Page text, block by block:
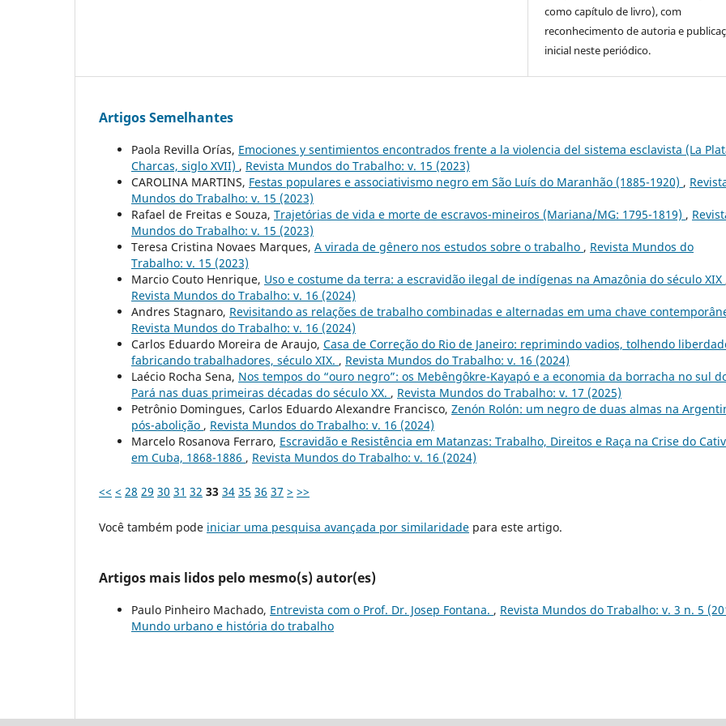
como capítulo de livro), com
reconhecimento de autoria e
inicial neste periódico.
Artigos Semelhantes
Paola Revilla Orías, Emociones y sentimientos encontrados frente a la violencia del sistema esclavista (La
Charcas, siglo XVII) , Revista Mundos do Trabalho: v. 15 (2023)
CAROLINA MARTINS, Festas populares e associativismo negro em São Luís do Maranhão (1885-1920) ,
Mundos do Trabalho: v. 15 (2023)
Rafael de Freitas e Souza, Trajetórias de vida e morte de escravos-mineiros (Mariana/MG: 1795-1819) ,
Mundos do Trabalho: v. 15 (2023)
Teresa Cristina Novaes Marques, A virada de gênero nos estudos sobre o trabalho , Revista Mundos do
Trabalho: v. 15 (2023)
Marcio Couto Henrique, Uso e costume da terra: a escravidão ilegal de indígenas na Amazônia do século XIX
Revista Mundos do Trabalho: v. 16 (2024)
Andres Stagnaro, Revisitando as relações de trabalho combinadas e alternadas em uma chave
Revista Mundos do Trabalho: v. 16 (2024)
Carlos Eduardo Moreira de Araujo, Casa de Correção do Rio de Janeiro: reprimindo vadios, tolhendo
fabricando trabalhadores, século XIX. , Revista Mundos do Trabalho: v. 16 (2024)
Laécio Rocha Sena, Nos tempos do “ouro negro”: os Mebêngôkre-Kayapó e a economia da borracha no sul
Pará nas duas primeiras décadas do século XX. , Revista Mundos do Trabalho: v. 17 (2025)
Petrônio Domingues, Carlos Eduardo Alexandre Francisco, Zenón Rolón: um negro de duas almas na
pós-abolição , Revista Mundos do Trabalho: v. 16 (2024)
Marcelo Rosanova Ferraro, Escravidão e Resistência em Matanzas: Trabalho, Direitos e Raça na Crise do
em Cuba, 1868-1886 , Revista Mundos do Trabalho: v. 16 (2024)
<< < 28 29 30 31 32 33 34 35 36 37 > >>
Você também pode iniciar uma pesquisa avançada por similaridade para este artigo.
Artigos mais lidos pelo mesmo(s) autor(es)
Paulo Pinheiro Machado, Entrevista com o Prof. Dr. Josep Fontana. , Revista Mundos do Trabalho: v. 3 n. 5
Mundo urbano e história do trabalho